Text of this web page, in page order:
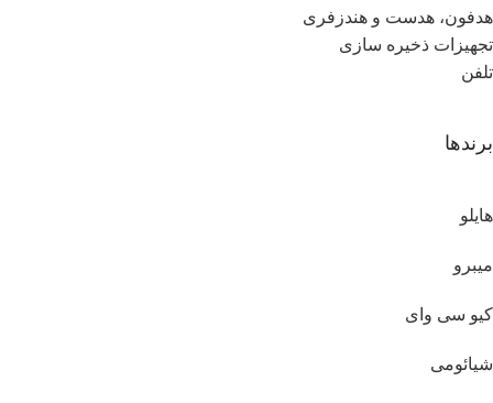
هدفون، هدست و هندزفری
تجهیزات ذخیره سازی
تلفن
برندها
هایلو
میبرو
کیو سی وای
شیائومی